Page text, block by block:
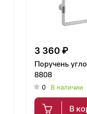
3 360 ₽
Поручень
8808
0 В наличии
В